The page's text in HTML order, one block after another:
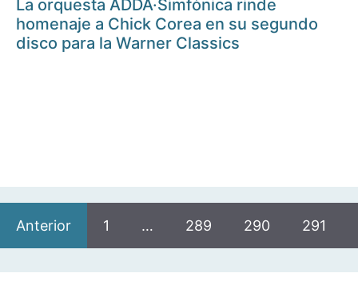
La orquesta ADDA·Simfònica rinde
homenaje a Chick Corea en su segundo
disco para la Warner Classics
Anterior 1 … 289 290 291